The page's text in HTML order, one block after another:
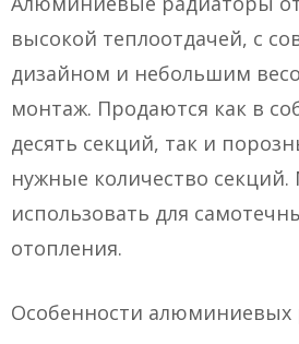
высокой теплоотдачей, с
дизайном и небольшим
монтаж. Продаются как в
десять секций, так и
нужные количество
использовать для
отопления.
Особенности алюминиевых